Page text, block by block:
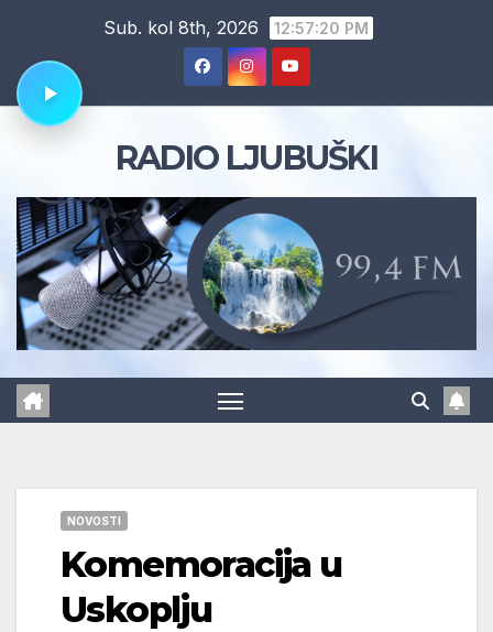
content
Sub. kol 8th, 2026 12:57:21 PM
RADIO LJUBUŠKI
NOVOSTI
Komemoracija u
Uskoplju